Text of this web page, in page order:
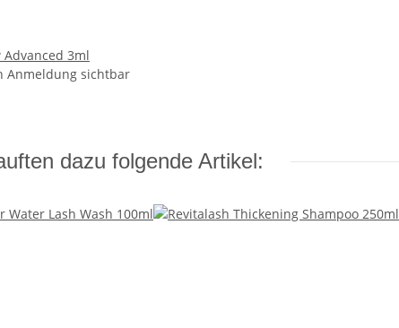
Advanced 3ml
Anmeldung sichtbar
dazu folgende Artikel: